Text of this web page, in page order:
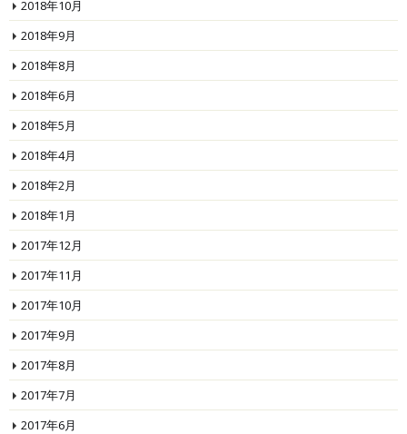
2018年10月
2018年9月
2018年8月
2018年6月
2018年5月
2018年4月
2018年2月
2018年1月
2017年12月
2017年11月
2017年10月
2017年9月
2017年8月
2017年7月
2017年6月